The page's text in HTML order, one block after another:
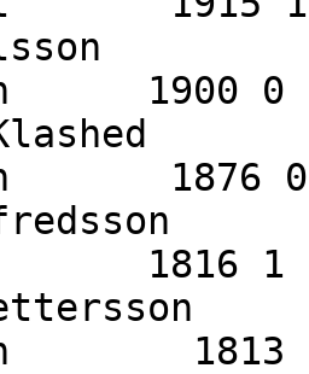
1900 0
Klashed
1876
1816 1
1813